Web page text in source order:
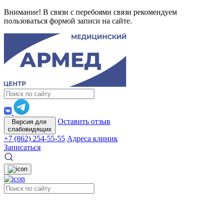
Внимание! В связи с перебоями связи рекомендуем
пользоваться формой записи на сайте.
Версия для
слабовидящих
Оставить отзыв
+7 (862) 254-55-55 Адреса клиник
Записаться